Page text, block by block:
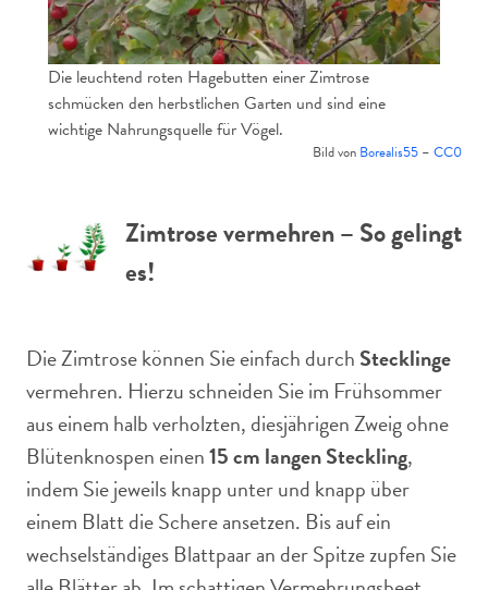
Die leuchtend roten Hagebutten einer Zimtrose
schmücken den herbstlichen Garten und sind eine
wichtige Nahrungsquelle für Vögel.
Bild von Borealis55 – CC0
Zimtrose vermehren – So gelingt
es!
Die Zimtrose können Sie einfach durch Stecklinge
vermehren. Hierzu schneiden Sie im Frühsommer
aus einem halb verholzten, diesjährigen Zweig ohne
Blütenknospen einen15 cm langen Steckling,
indem Sie jeweils knapp unter und knapp über
einem Blatt die Schere ansetzen. Bis auf ein
wechselständiges Blattpaar an der Spitze zupfen Sie